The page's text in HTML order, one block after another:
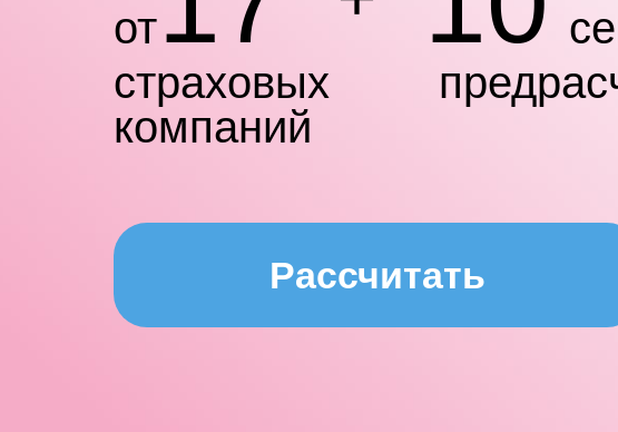
Рассчитать
от
страховых
компаний